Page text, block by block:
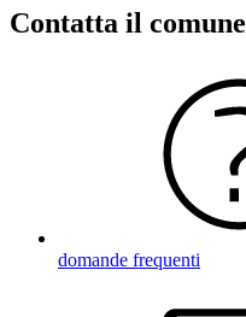
Contatta il comune
domande frequenti